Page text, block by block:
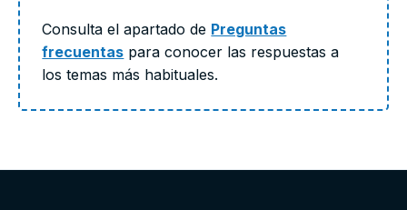
Consulta el apartado de Preguntas
frecuentas para conocer las respuestas a
los temas más habituales.